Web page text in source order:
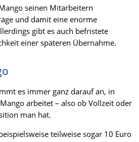
seinen Mitarbeitern
und damit eine enorme
gibt es auch befristete
einer späteren Übernahme.
es immer ganz darauf an, in
arbeitet – also ob Vollzeit oder
man hat.
teilweise sogar 10 Euro